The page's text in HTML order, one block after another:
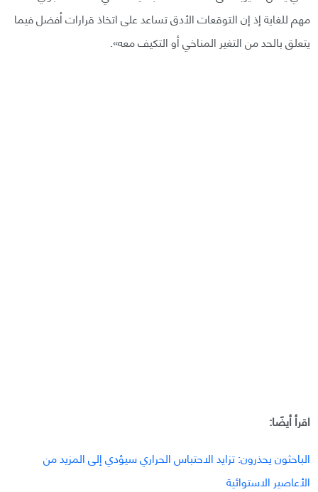
مهم للغاية إذ إن التوقعات الأدق تساعد على اتخاذ قرارات أفضل فيما
يتعلق بالحد من التغير المناخي أو التكيف معه».
اقرأ أيضًا:
الباحثون يحذرون: تزايد الاحتباس الحراري سيؤدي إلى المزيد من
الأعاصير الاستوائية